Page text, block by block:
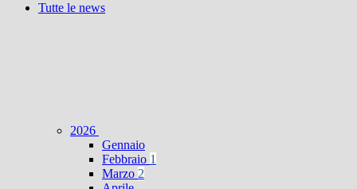
Tutte le news
2026
Gennaio
Febbraio 1
Marzo 2